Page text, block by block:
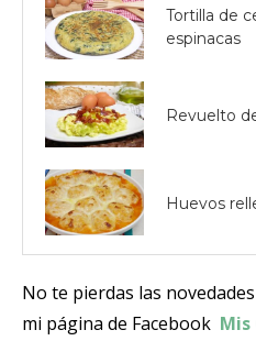
Tortilla de
espinacas
Revuelto
Huevos
No te pierdas las
mi página de Facebook Mis